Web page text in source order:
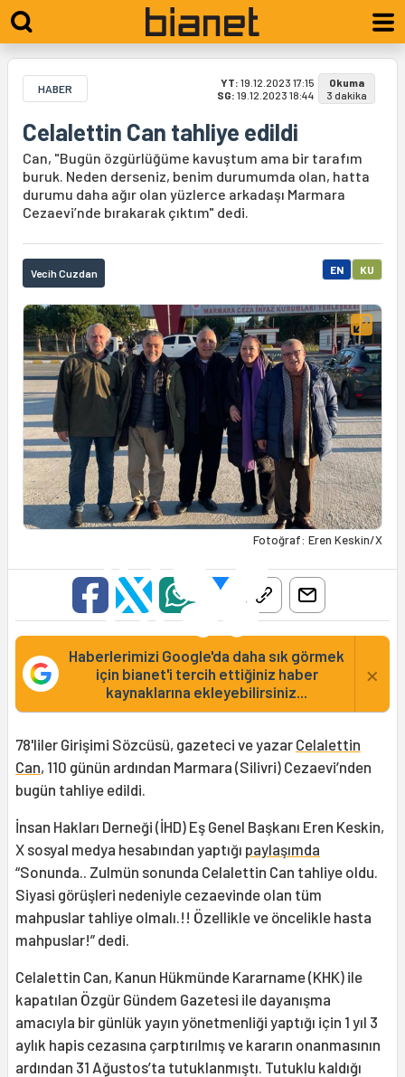
HABER YT: 19.12.2023 17:15
SG: 19.12.2023 18:44
Okuma
3 dakika
Celalettin Can tahliye edildi
Can, "Bugün özgürlüğüme kavuştum ama bir tarafım
buruk. Neden derseniz, benim durumumda olan, hatta
durumu daha ağır olan yüzlerce arkadaşı Marmara
Cezaevi’nde bırakarak çıktım" dedi.
Vecih Cuzdan EN KU
Fotoğraf: Eren Keskin/X
Haberlerimizi Google'da daha sık görmek
için bianet'i tercih ettiğiniz haber
kaynaklarına ekleyebilirsiniz...
×
78'liler Girişimi Sözcüsü, gazeteci ve yazar Celalettin
Can, 110 günün ardından Marmara (Silivri) Cezaevi’nden
bugün tahliye edildi.
İnsan Hakları Derneği (İHD) Eş Genel Başkanı Eren Keskin,
X sosyal medya hesabından yaptığı paylaşımda
“Sonunda.. Zulmün sonunda Celalettin Can tahliye oldu.
Siyasi görüşleri nedeniyle cezaevinde olan tüm
mahpuslar tahliye olmalı.!! Özellikle ve öncelikle hasta
mahpuslar!” dedi.
Celalettin Can, Kanun Hükmünde Kararname (KHK) ile
kapatılan Özgür Gündem Gazetesi ile dayanışma
amacıyla bir günlük yayın yönetmenliği yaptığı için 1 yıl 3
aylık hapis cezasına çarptırılmış ve kararın onanmasının
ardından 31 Ağustos’ta tutuklanmıştı. Tutuklu kaldığı